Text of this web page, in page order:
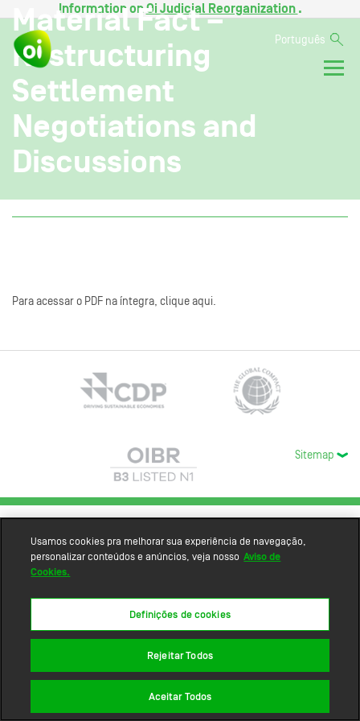
Information onOi Judicial Reorganization .
Português
Material Fact –
Restructuring
Settlement
Negotiations and
Discussions
Para acessar o PDF na íntegra, clique aqui.
Sitemap
Usamos cookies pra melhorar sua experiência de navegação,
personalizar conteúdos e anúncios, veja nosso Aviso de
Cookies.
Definições de cookies
Rejeitar Todos
Aceitar Todos